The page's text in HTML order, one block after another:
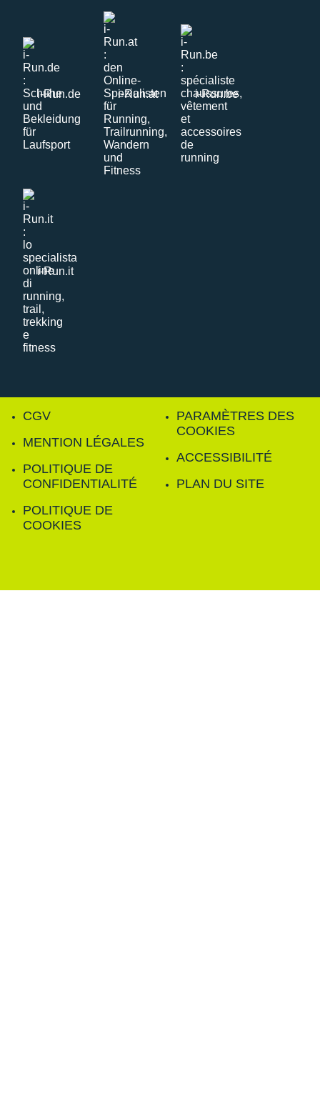
i-Run.de i-Run.at i-Run.be
i-Run.it
CGV
MENTION LÉGALES
POLITIQUE DE
CONFIDENTIALITÉ
POLITIQUE DE
COOKIES
PARAMÈTRES DES
COOKIES
ACCESSIBILITÉ
PLAN DU SITE